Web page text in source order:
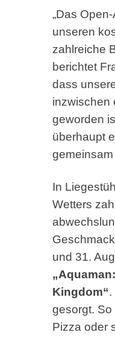
„Das
unseren
zahlreiche
berichtet
dass
inzwischen
geworden
überhaupt
In
Wetters
und 31.
Kingdom“.
gesorgt.
Pizza oder